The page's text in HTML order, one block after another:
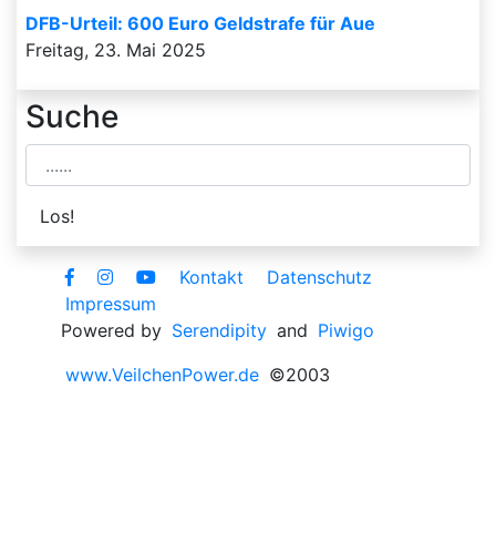
DFB-Urteil: 600 Euro Geldstrafe für Aue
Freitag, 23. Mai 2025
Suche
Kontakt
Datenschutz
Impressum
Powered by Serendipity and Piwigo
www.VeilchenPower.de ©2003